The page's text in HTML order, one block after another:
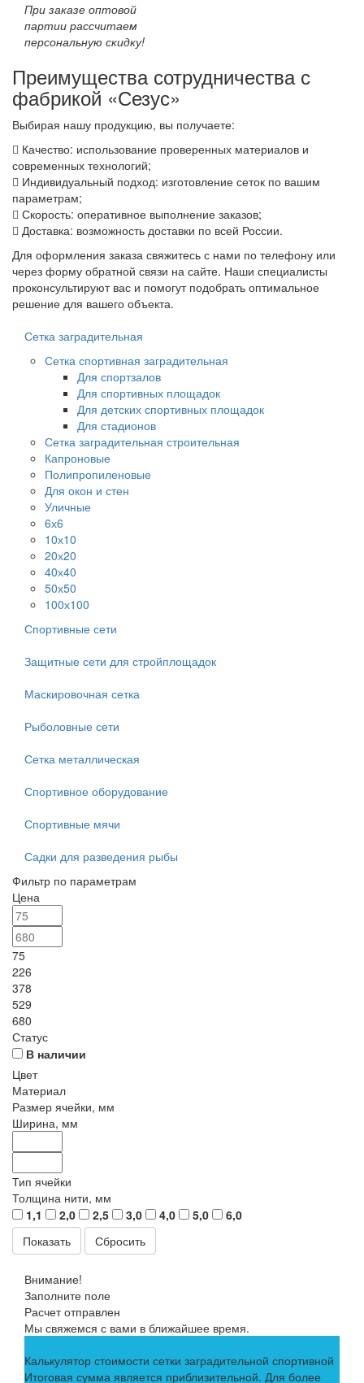
При заказе оптовой
партии рассчитаем
персональную скидку!
Преимущества сотрудничества с
фабрикой «Сезус»
Выбирая нашу продукцию, вы получаете:
Качество: использование проверенных материалов и
современных технологий;
Индивидуальный подход: изготовление сеток по вашим
параметрам;
Скорость: оперативное выполнение заказов;
Доставка: возможность доставки по всей России.
Для оформления заказа свяжитесь с нами по телефону или
через форму обратной связи на сайте. Наши специалисты
проконсультируют вас и помогут подобрать оптимальное
решение для вашего объекта.
Сетка заградительная
Сетка спортивная заградительная
Для спортзалов
Для спортивных площадок
Для детских спортивных площадок
Для стадионов
Сетка заградительная строительная
Капроновые
Полипропиленовые
Для окон и стен
Уличные
6х6
10х10
20х20
40х40
50х50
100х100
Спортивные сети
Защитные сети для стройплощадок
Маскировочная сетка
Рыболовные сети
Сетка металлическая
Спортивное оборудование
Спортивные мячи
Садки для разведения рыбы
Фильтр по параметрам
Цена
75
226
378
529
680
Статус
В наличии
Цвет
Материал
Размер ячейки, мм
Ширина, мм
Тип ячейки
Толщина нити, мм
1,1
2,0 2,5 3,0 4,0 5,0
6,0
Сбросить
Внимание!
Заполните поле
Расчет отправлен
Мы свяжемся с вами в ближайшее время.
Калькулятор стоимости сетки заградительной спортивной
Итоговая сумма является приблизительной. Для более